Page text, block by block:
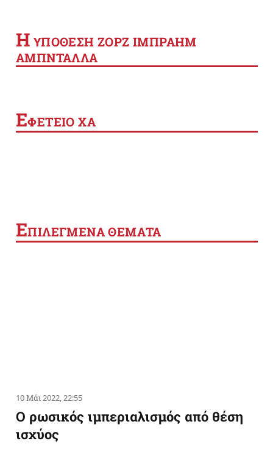
Η YΠΟΘΕΣΗ ΖΟΡΖ ΙΜΠΡΑΗΜ
ΑΜΠΝΤΑΛΛΑ
ΕΦΕΤΕΙΟ ΧΑ
ΕΠΙΛΕΓΜΕΝΑ ΘΕΜΑΤΑ
10 Μάι 2022, 22:55
Ο ρωσικός ιμπεριαλισμός από θέση
ισχύος